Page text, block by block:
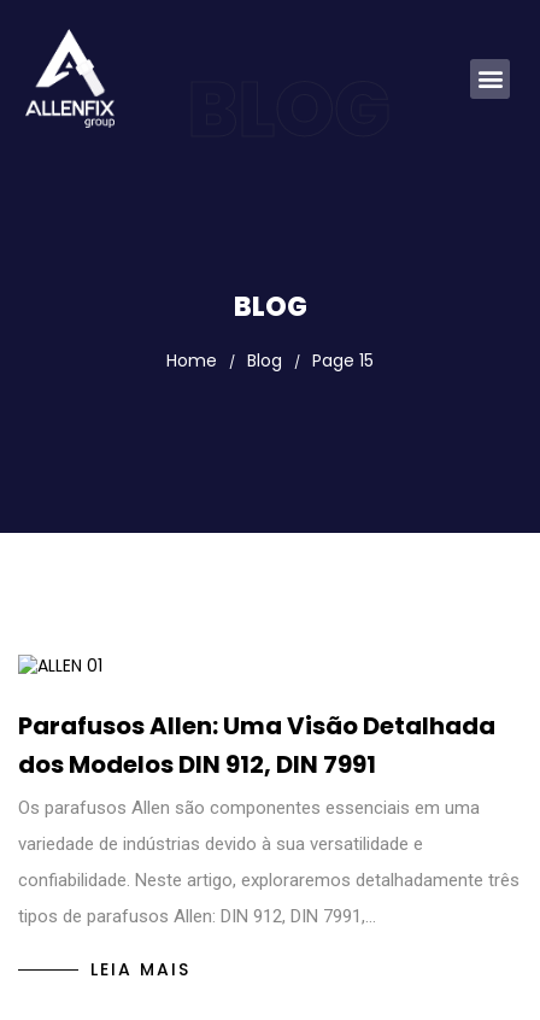
BLOG
Home / Blog / Page 15
Parafusos Allen: Uma Visão Detalhada
dos Modelos DIN 912, DIN 7991
Os parafusos Allen são componentes essenciais em uma
variedade de indústrias devido à sua versatilidade e
confiabilidade. Neste artigo, exploraremos detalhadamente três
tipos de parafusos Allen: DIN 912, DIN 7991,…
LEIA MAIS